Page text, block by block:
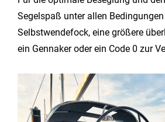
Segelspaß unter allen
Selbstwendefock, eine größere
ein Gennaker oder ein Code 0 zur